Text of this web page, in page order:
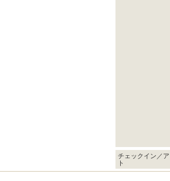
チェックイン／
ト